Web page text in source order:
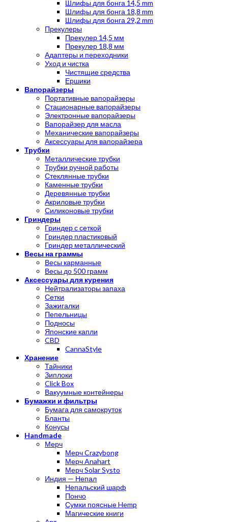
Шлифы для бонга 14,5 mm
Шлифы для бонга 18,8 mm
Шлифы для бонга 29,2 mm
Прекулеры
Прекулер 14,5 мм
Прекулер 18,8 мм
Адаптеры и переходники
Уход и чистка
Чистящие средства
Ершики
Вапорайзеры
Портативные вапорайзеры
Стационарные вапорайзеры
Электронные вапорайзеры
Вапорайзер для масла
Механические вапорайзеры
Аксессуары для вапорайзера
Трубки
Металлические трубки
Трубки ручной работы
Стеклянные трубки
Каменные трубки
Деревянные трубки
Акриловые трубки
Силиконовые трубки
Гриндеры
Гриндер с сеткой
Гриндер пластиковый
Гриндер металлический
Весы на граммы
Весы карманные
Весы до 500 грамм
Аксессуары для курения
Нейтрализаторы запаха
Сетки
Зажигалки
Пепельницы
Подносы
Японские капли
CBD
CannaStyle
Хранение
Тайники
Зиплоки
Click Box
Вакуумные контейнеры
Бумажки и фильтры
Бумага для самокруток
Бланты
Конусы
Handmade
Мерч
Мерч Crazybong
Мерч Anahart
Мерч Solar Systo
Индия — Непал
Непальский шарф
Пончо
Сумки поясные Hemp
Магические книги